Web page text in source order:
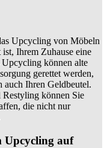
Upcycling von Möbeln
Ihrem Zuhause eine
können alte
gerettet werden,
auch Ihren Geldbeutel.
können Sie
die nicht nur
Upcycling auf